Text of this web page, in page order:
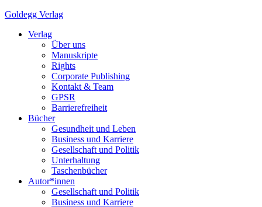
Goldegg Verlag
Verlag
Über uns
Manuskripte
Rights
Corporate Publishing
Kontakt & Team
GPSR
Barrierefreiheit
Bücher
Gesundheit und Leben
Business und Karriere
Gesellschaft und Politik
Unterhaltung
Taschenbücher
Autor*innen
Gesellschaft und Politik
Business und Karriere